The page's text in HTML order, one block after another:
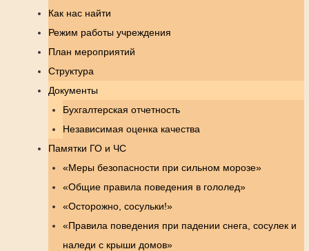
Как нас найти
Режим работы учреждения
План мероприятий
Структура
Документы
Бухгалтерская отчетность
Независимая оценка качества
Памятки ГО и ЧС
«Меры безопасности при сильном морозе»
«Общие правила поведения в гололед»
«Осторожно, сосульки!»
«Правила поведения при падении снега, сосулек и
наледи с крыши домов»